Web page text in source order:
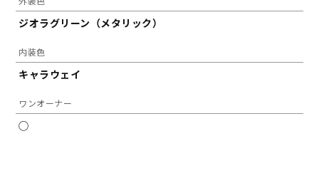
ジオラグリーン（メタリック）
内装色
キャラウェイ
ワンオーナー
◯